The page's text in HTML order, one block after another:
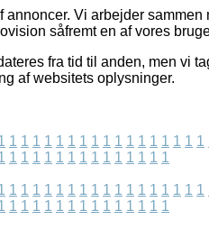
Vi arbejder sammen
såfremt en af vores
fra tid til anden, men vi
af websitets oplysninger.
1 1 1 1 1 1 1 1 1 1 1 1 1 1 1 1 1
1 1 1 1 1 1 1 1 1 1 1 1 1 1
1 1 1 1 1 1 1 1 1 1 1 1 1 1 1 1 1
1 1 1 1 1 1 1 1 1 1 1 1 1 1